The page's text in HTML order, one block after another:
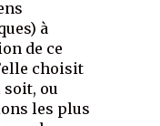
à
de ce
choisit
soit, ou
les plus